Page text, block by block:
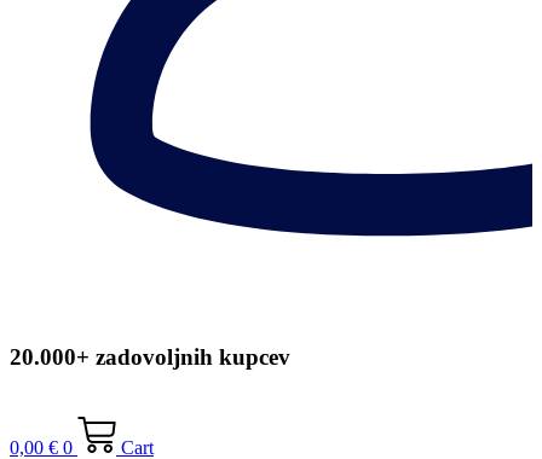
20.000+ zadovoljnih kupcev
0,00 € 0
Cart